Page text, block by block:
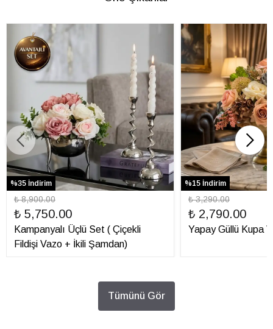
%35 İndirim
₺ 8,900.00
₺ 5,750.00
Kampanyalı Üçlü Set ( Çiçekli
Fildişi Vazo + İkili Şamdan)
%15 İndirim
₺ 3,290.00
₺ 2,790.00
Yapay Güllü Kupa
Tümünü Gör